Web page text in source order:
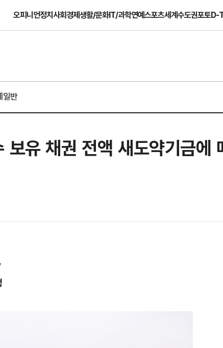
오피니언정치사회경제생활/문화IT/과학연예스포츠세계수도권포토D-
일반
유 채권 전액 새도약기금에